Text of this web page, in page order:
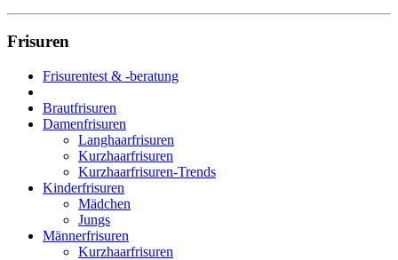
Frisuren
Frisurentest & -beratung
Brautfrisuren
Damenfrisuren
Langhaarfrisuren
Kurzhaarfrisuren
Kurzhaarfrisuren-Trends
Kinderfrisuren
Mädchen
Jungs
Männerfrisuren
Kurzhaarfrisuren